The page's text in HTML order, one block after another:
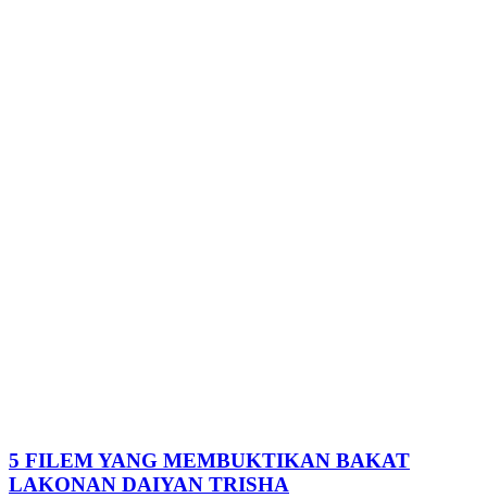
5 FILEM YANG MEMBUKTIKAN BAKAT
LAKONAN DAIYAN TRISHA